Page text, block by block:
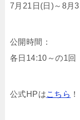
7月21日(日)～8月
公開時間：
各日14:10～の1回
公式HPはこちら ！